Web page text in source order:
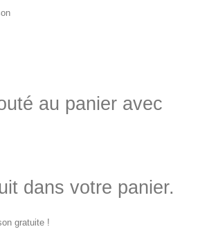
au panier avec
dans votre panier.
gratuite !